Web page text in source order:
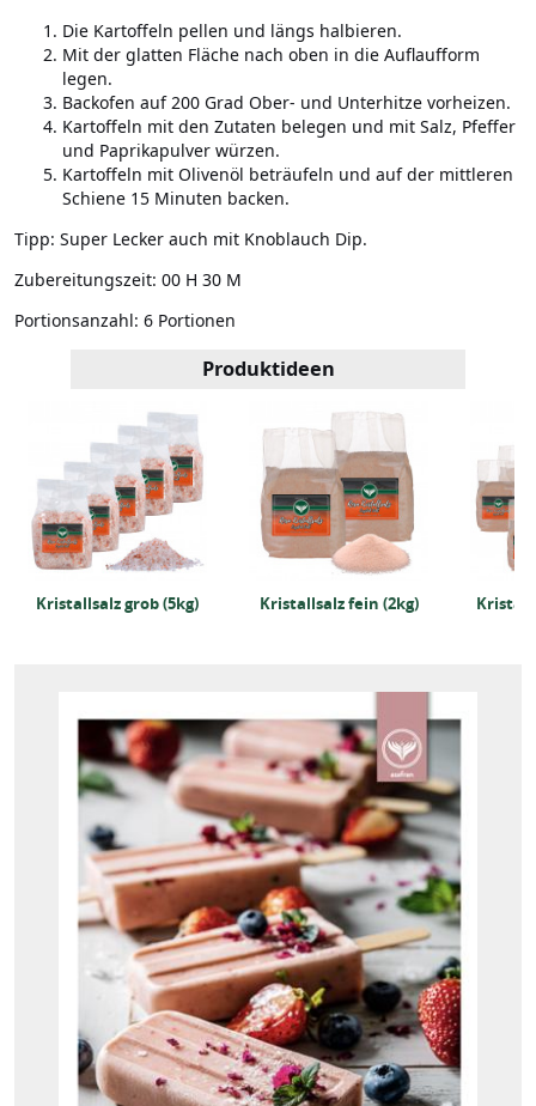
Die Kartoffeln pellen und längs halbieren.
Mit der glatten Fläche nach oben in die Auflaufform
legen.
Backofen auf 200 Grad Ober- und Unterhitze vorheizen.
Kartoffeln mit den Zutaten belegen und mit Salz, Pfeffer
und Paprikapulver würzen.
Kartoffeln mit Olivenöl beträufeln und auf der mittleren
Schiene 15 Minuten backen.
Tipp: Super Lecker auch mit Knoblauch Dip.
Zubereitungszeit: 00 H 30 M
Portionsanzahl: 6 Portionen
Produktideen
Kristallsalz grob (5kg) Kristallsalz fein (2kg)